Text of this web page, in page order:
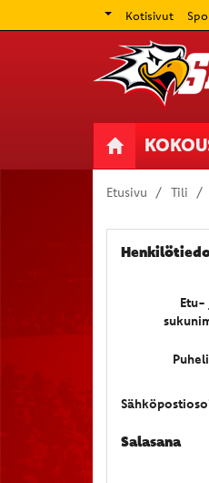
Kotisivut
Etusivu Tili
Etu-
Salasana